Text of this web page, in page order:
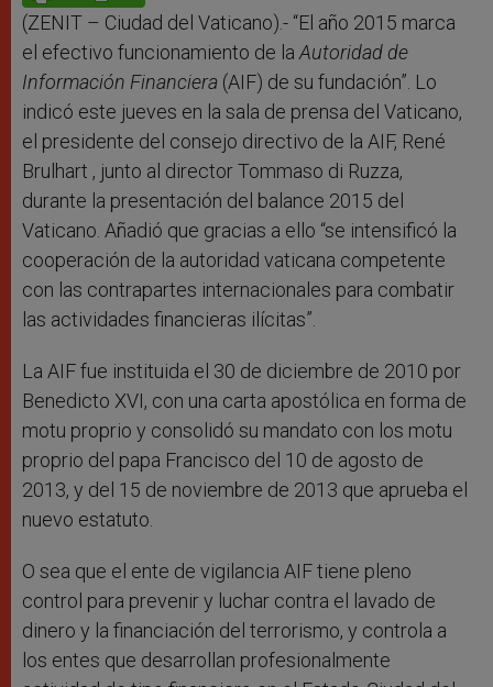
(ZENIT – Ciudad del Vaticano).- “El año 2015 marca
el efectivo funcionamiento de laAutoridad de
Información Financiera (AIF) de su fundación”. Lo
indicó este jueves en la sala de prensa del Vaticano,
el presidente del consejo directivo de la AIF, René
Brulhart , junto al director Tommaso di Ruzza,
durante la presentación del balance 2015 del
Vaticano. Añadió que gracias a ello “se intensificó la
cooperación de la autoridad vaticana competente
con las contrapartes internacionales para combatir
las actividades financieras ilícitas”.
La AIF fue instituida el 30 de diciembre de 2010 por
Benedicto XVI, con una carta apostólica en forma de
motu proprio y consolidó su mandato con los motu
proprio del papa Francisco del 10 de agosto de
2013, y del 15 de noviembre de 2013 que aprueba el
nuevo estatuto.
O sea que el ente de vigilancia AIF tiene pleno
control para prevenir y luchar contra el lavado de
dinero y la financiación del terrorismo, y controla a
los entes que desarrollan profesionalmente